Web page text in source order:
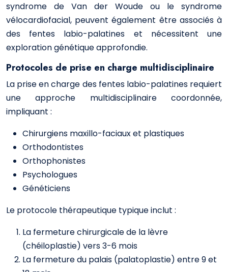
syndrome de Van der Woude ou le syndrome
vélocardiofacial, peuvent également être associés à
des fentes labio-palatines et nécessitent une
exploration génétique approfondie.
Protocoles de prise en charge multidisciplinaire
La prise en charge des fentes labio-palatines requiert
une approche multidisciplinaire coordonnée,
impliquant :
Chirurgiens maxillo-faciaux et plastiques
Orthodontistes
Orthophonistes
Psychologues
Généticiens
Le protocole thérapeutique typique inclut :
La fermeture chirurgicale de la lèvre
(chéiloplastie) vers 3-6 mois
La fermeture du palais (palatoplastie) entre 9 et